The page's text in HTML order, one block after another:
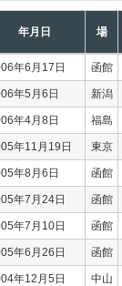
年月日 場
年6月17日 函館
年5月6日 新潟
年4月8日 福島
年11月19日 東京
年8月6日 函館
年7月24日 函館
年7月10日 函館
年6月26日 函館
年12月5日 中山